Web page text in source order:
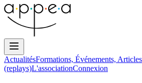
ActualitésFormations, Événements,
(replays)L'associationConnexion